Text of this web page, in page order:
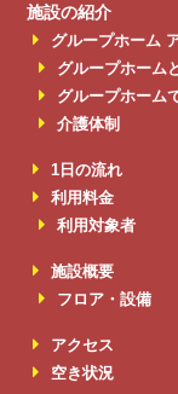
施設の紹介
グループホーム
グループホーム
グループホーム
介護体制
1日の流れ
利用料金
利用対象者
施設概要
フロア・設備
アクセス
空き状況